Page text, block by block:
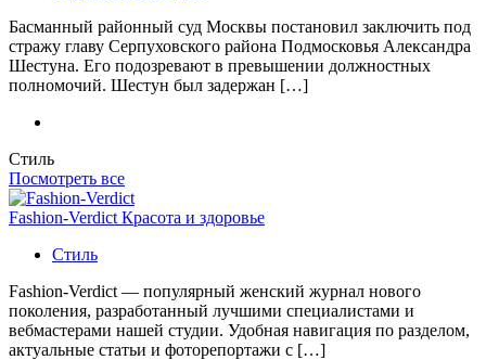
Басманный районный суд Москвы постановил заключить под
стражу главу Серпуховского района Подмосковья Александра
Шестуна. Его подозревают в превышении должностных
полномочий. Шестун был задержан […]
Стиль
Посмотреть все
Fashion-Verdict Красота и здоровье
Стиль
Fashion-Verdict — популярный женский журнал нового
поколения, разработанный лучшими специалистами и
вебмастерами нашей студии. Удобная навигация по разделом,
актуальные статьи и фоторепортажи с […]